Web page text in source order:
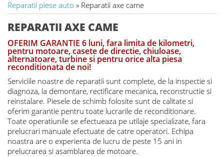
Reparatii piese auto » Reparatii axe came
REPARATII AXE CAME
OFERIM GARANTIE 6 luni, fara limita de kilometri,
pentru motoare, casete de directie, chiuloase,
alternatoare, turbine si pentru orice alta piesa
reconditionata de noi!
Serviciile noastre de reparatii sunt complete, de la inspectie si
diagnoza, la demontare, rectificare mecanica, reconstructie si
reinstalare. Piesele de schimb folosite sunt de calitate si
oferim garantie pentru toate lucrarile de reconditionare.
Toate operatiunile se efectueaza pe utilaje specializate, fara
prelucrari manuale efectuate de catre operatori. Echipa
noastra are o experienta de lucru de peste 15 ani in
prelucrarea si asamblarea de motoare.